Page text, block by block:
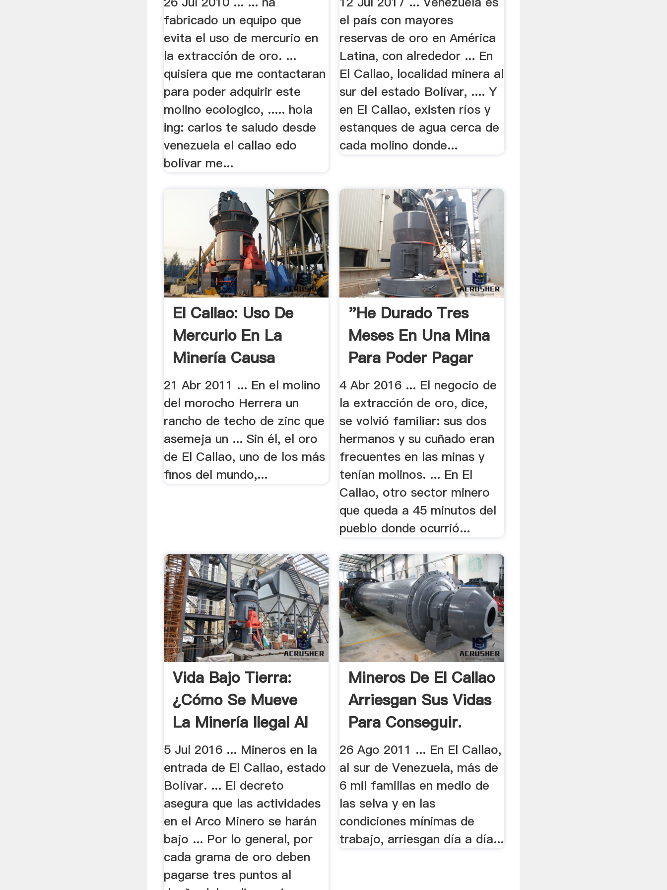
fabricado un equipo que
evita el uso de mercurio en
la extracción de oro. ...
quisiera que me contactaran
para poder adquirir este
molino ecologico, ..... hola
ing: carlos te saludo desde
venezuela el callao edo
bolivar me...
el país con mayores
reservas de oro en América
Latina, con alrededor ... En
El Callao, localidad minera al
sur del estado Bolívar, .... Y
en El Callao, existen ríos y
estanques de agua cerca de
cada molino donde...
El Callao: Uso De
Mercurio En La
Minería Causa
Estragos.
21 Abr 2011 ... En el molino
del morocho Herrera un
rancho de techo de zinc que
asemeja un ... Sin él, el oro
de El Callao, uno de los más
finos del mundo,...
"He Durado Tres
Meses En Una Mina
Para Poder Pagar
Mis Cuentas.
4 Abr 2016 ... El negocio de
la extracción de oro, dice,
se volvió familiar: sus dos
hermanos y su cuñado eran
frecuentes en las minas y
tenían molinos. ... En El
Callao, otro sector minero
que queda a 45 minutos del
pueblo donde ocurrió...
Vida Bajo Tierra:
¿Cómo Se Mueve
La Minería Ilegal Al
Sur De ... .
5 Jul 2016 ... Mineros en la
entrada de El Callao, estado
Bolívar. ... El decreto
asegura que las actividades
en el Arco Minero se harán
bajo ... Por lo general, por
cada grama de oro deben
pagarse tres puntos al
Mineros De El Callao
Arriesgan Sus Vidas
Para Conseguir.
26 Ago 2011 ... En El Callao,
al sur de Venezuela, más de
6 mil familias en medio de
las selva y en las
condiciones mínimas de
trabajo, arriesgan día a día...